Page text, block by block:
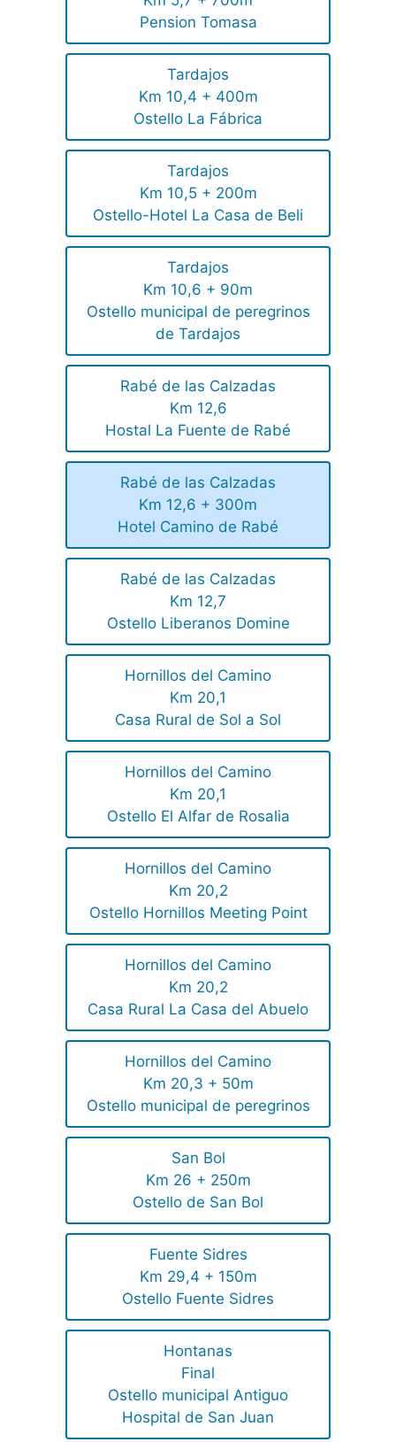
Pension Tomasa
Tardajos
Km 10,4 + 400m
Ostello La Fábrica
Tardajos
Km 10,5 + 200m
Ostello-Hotel La Casa de Beli
Tardajos
Km 10,6 + 90m
Ostello municipal de peregrinos
de Tardajos
Rabé de las Calzadas
Km 12,6
Hostal La Fuente de Rabé
Rabé de las Calzadas
Km 12,6 + 300m
Hotel Camino de Rabé
Rabé de las Calzadas
Km 12,7
Ostello Liberanos Domine
Hornillos del Camino
Km 20,1
Casa Rural de Sol a Sol
Hornillos del Camino
Km 20,1
Ostello El Alfar de Rosalia
Hornillos del Camino
Km 20,2
Ostello Hornillos Meeting Point
Hornillos del Camino
Km 20,2
Casa Rural La Casa del Abuelo
Hornillos del Camino
Km 20,3 + 50m
Ostello municipal de peregrinos
San Bol
Km 26 + 250m
Ostello de San Bol
Fuente Sidres
Km 29,4 + 150m
Ostello Fuente Sidres
Hontanas
Final
Ostello municipal Antiguo
Hospital de San Juan